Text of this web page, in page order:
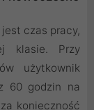
czas pracy,
klasie. Przy
użytkownik
60 godzin na
konieczność